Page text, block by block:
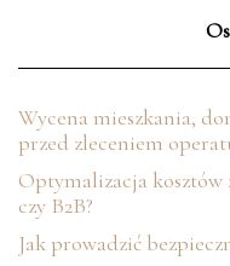
Wycena mieszkania,
przed zleceniem
Optymalizacja
czy B2B?
Jak prowadzić